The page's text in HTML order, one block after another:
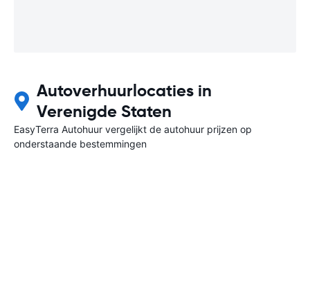
Autoverhuurlocaties in
Verenigde Staten
EasyTerra Autohuur vergelijkt de autohuur prijzen op
onderstaande bestemmingen